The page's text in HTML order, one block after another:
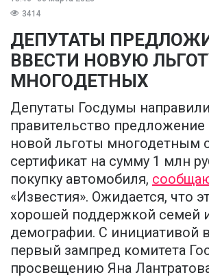
3414
ДЕПУТАТЫ
ВВЕСТИ НОВУЮ
МНОГОДЕТНЫХ
Депутаты Госдумы
правительство
новой льготы многодетным
сертификат на сумму 1 млн
покупку автомобиля,
«Известия». Ожидается, что
хорошей поддержкой семей
демографии. С инициативой
первый зампред комитета
просвещению Яна